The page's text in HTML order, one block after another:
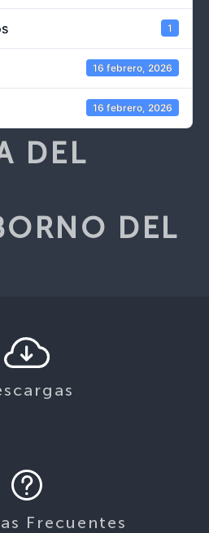
1
16 febrero, 2026
16 febrero, 2026
DEL
DEL
Frecuentes